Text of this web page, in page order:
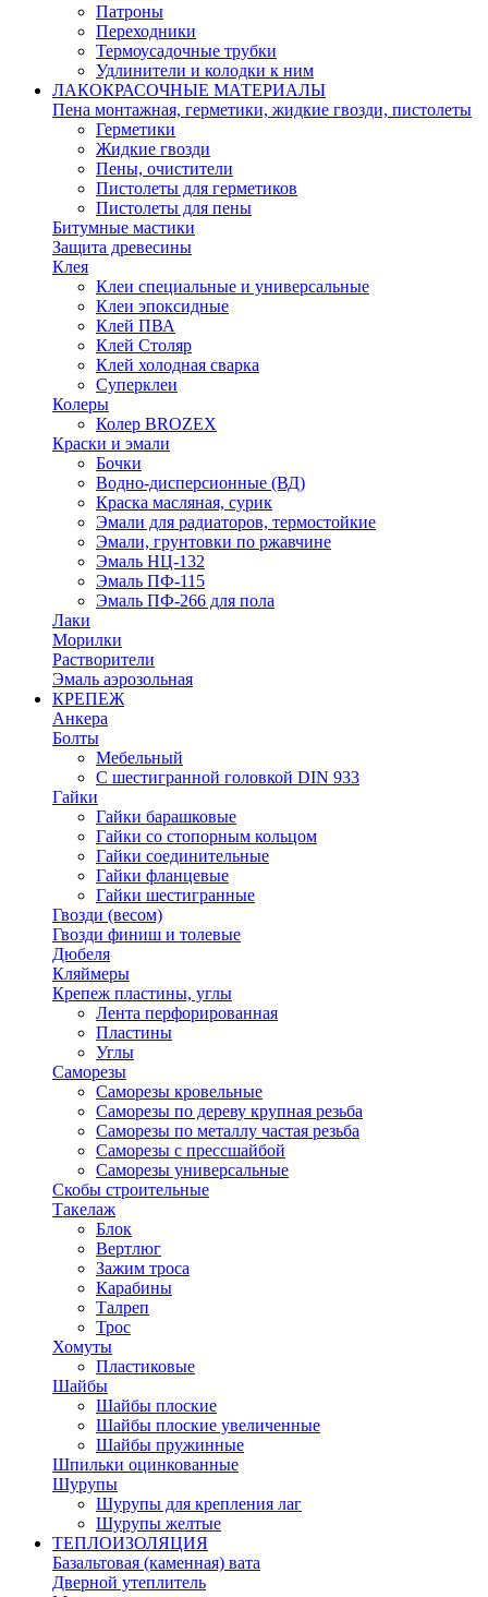
Патроны
Переходники
Термоусадочные трубки
Удлинители и колодки к ним
ЛАКОКРАСОЧНЫЕ МАТЕРИАЛЫ
Пена монтажная, герметики, жидкие гвозди, пистолеты
Герметики
Жидкие гвозди
Пены, очистители
Пистолеты для герметиков
Пистолеты для пены
Битумные мастики
Защита древесины
Клея
Клеи специальные и универсальные
Клеи эпоксидные
Клей ПВА
Клей Столяр
Клей холодная сварка
Суперклеи
Колеры
Колер BROZEX
Краски и эмали
Бочки
Водно-дисперсионные (ВД)
Краска масляная, сурик
Эмали для радиаторов, термостойкие
Эмали, грунтовки по ржавчине
Эмаль НЦ-132
Эмаль ПФ-115
Эмаль ПФ-266 для пола
Лаки
Морилки
Растворители
Эмаль аэрозольная
КРЕПЕЖ
Анкера
Болты
Мебельный
С шестигранной головкой DIN 933
Гайки
Гайки барашковые
Гайки со стопорным кольцом
Гайки соединительные
Гайки фланцевые
Гайки шестигранные
Гвозди (весом)
Гвозди финиш и толевые
Дюбеля
Кляймеры
Крепеж пластины, углы
Лента перфорированная
Пластины
Углы
Саморезы
Саморезы кровельные
Саморезы по дереву крупная резьба
Саморезы по металлу частая резьба
Саморезы с прессшайбой
Саморезы универсальные
Скобы строительные
Такелаж
Блок
Вертлюг
Зажим троса
Карабины
Талреп
Трос
Хомуты
Пластиковые
Шайбы
Шайбы плоские
Шайбы плоские увеличенные
Шайбы пружинные
Шпильки оцинкованные
Шурупы
Шурупы для крепления лаг
Шурупы желтые
ТЕПЛОИЗОЛЯЦИЯ
Базальтовая (каменная) вата
Дверной утеплитель